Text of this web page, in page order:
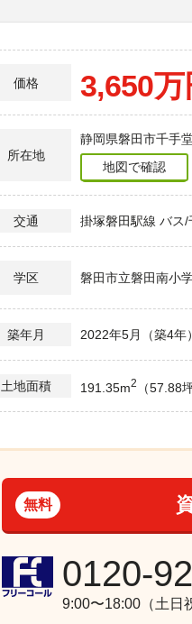
価格 3,650万
所在地
静岡県磐田市千手
地図で確認
交通 掛塚磐田駅線 バ
学区 磐田市立磐田南小
築年月 2022年5月（築4年）
土地面積 191.35m2 （57.88
無料
0120-
9:00〜18:00（土日